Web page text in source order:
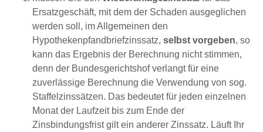
Ersatzgeschäft, mit dem der Schaden ausgeglichen
werden soll, im Allgemeinen den
Hypothekenpfandbriefzinssatz, selbst vorgeben, so
kann das Ergebnis der Berechnung nicht stimmen,
denn der Bundesgerichtshof verlangt für eine
zuverlässige Berechnung die Verwendung von sog.
Staffelzinssätzen. Das bedeutet für jeden einzelnen
Monat der Laufzeit bis zum Ende der
Zinsbindungsfrist gilt ein anderer Zinssatz. Läuft Ihr